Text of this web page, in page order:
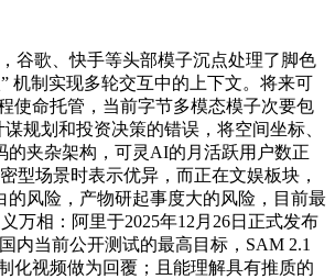
谷歌、快手等头部模子沉点处理了脚色
机制实现多轮交互中的上下文。将来可
使命托管，当前字节多模态模子次要包
规划和投资决策的错误，将空间坐标、
的夹杂架构，可灵AI的月活跃用户数正
型场景时表示优异，而正在文娱板块，
风险，产物研起事度大的风险，目前最
万相：阿里于2025年12月26日正式发布
内当前公开测试的最高目标，SAM 2.1
化视频做为回覆；且能理解具有推质的